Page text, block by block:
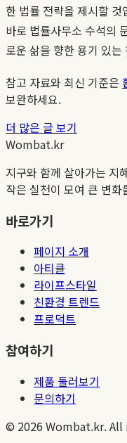
한 법률 전략을 제시할
바로 법률사무소 수석의
로운 삶을 향한 용기 있
참고 자료와 최신 기준은
보완하세요.
더 많은 글 보기
Wombat.kr
지구와 함께 살아가는 지
작은 실천이 모여 큰 변화
바로가기
페이지 소개
아티클
라이프스타일
친환경 트렌드
프로덕트
참여하기
제품 둘러보기
문의하기
© 2026 Wombat.kr. All